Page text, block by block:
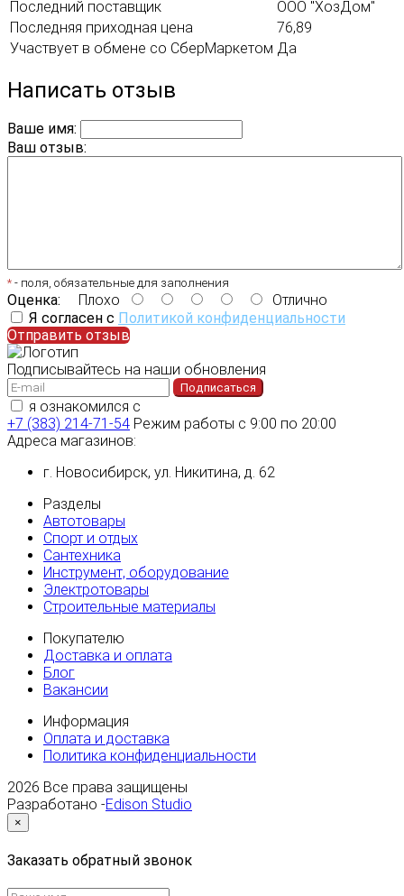
Последний поставщик
ООО "ХозДом"
Последняя приходная цена
76,89
Участвует в обмене со СберМаркетом Да
Написать отзыв
Ваше имя:
Ваш отзыв:
* - поля, обязательные для заполнения
Оценка: Плохо
Отлично
Я согласен с Политикой конфиденциальности
Отправить отзыв
Подписывайтесь на наши обновления
Подписаться
я ознакомился с
+7 (383) 214-71-54 Режим работы с 9:00 по 20:00
Адреса магазинов:
г. Новосибирск, ул. Никитина, д. 62
Разделы
Автотовары
Спорт и отдых
Сантехника
Инструмент, оборудование
Электротовары
Строительные материалы
Покупателю
Доставка и оплата
Блог
Вакансии
Информация
Оплата и доставка
Политика конфиденциальности
2026 Все права защищены
Разработано -Edison Studio
×
Заказать обратный звонок